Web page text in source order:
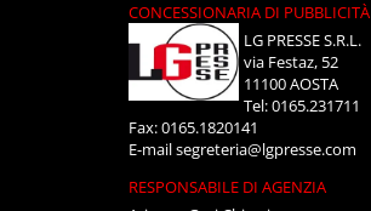
CONCESSIONARIA DI PUBBLICITÀ
LG PRESSE S.R.L.
via Festaz, 52
11100 AOSTA
Tel: 0165.231711
Fax: 0165.1820141
E-mailsegreteria@lgpresse.com
RESPONSABILE DI AGENZIA